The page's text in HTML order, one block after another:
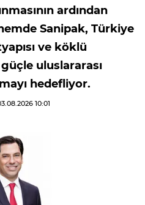
ardından
Sanipak, Türkiye
ve köklü
uluslararası
hedefliyor.
10:01